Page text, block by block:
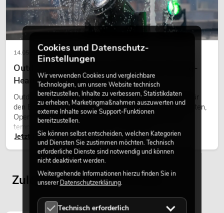
14.05.2026
Outdoor Moving-Heads: Wetterfeste Moving-
Heads bei Events
Outdoor Moving-Heads sind bewegliche Scheinwerfer für
den Einsatz im Freien. Sie werden bei Festivals, Stadtfesten,
Open-Air-Konzerten, Architekturinszenierungen und
temporären Außeninstallationen eingesetzt.
Jetzt lesen
Zuletzt angesehene Artikel
Cookies und Datenschutz-
Einstellungen
Wir verwenden Cookies und vergleichbare
Technologien, um unsere Website technisch
bereitzustellen, Inhalte zu verbessern, Statistikdaten
zu erheben, Marketingmaßnahmen auszuwerten und
externe Inhalte sowie Support-Funktionen
bereitzustellen.
Sie können selbst entscheiden, welchen Kategorien
und Diensten Sie zustimmen möchten. Technisch
erforderliche Dienste sind notwendig und können
nicht deaktiviert werden.
Weitergehende Informationen hierzu finden Sie in
unsererDatenschutzerklärung.
Technisch erforderlich